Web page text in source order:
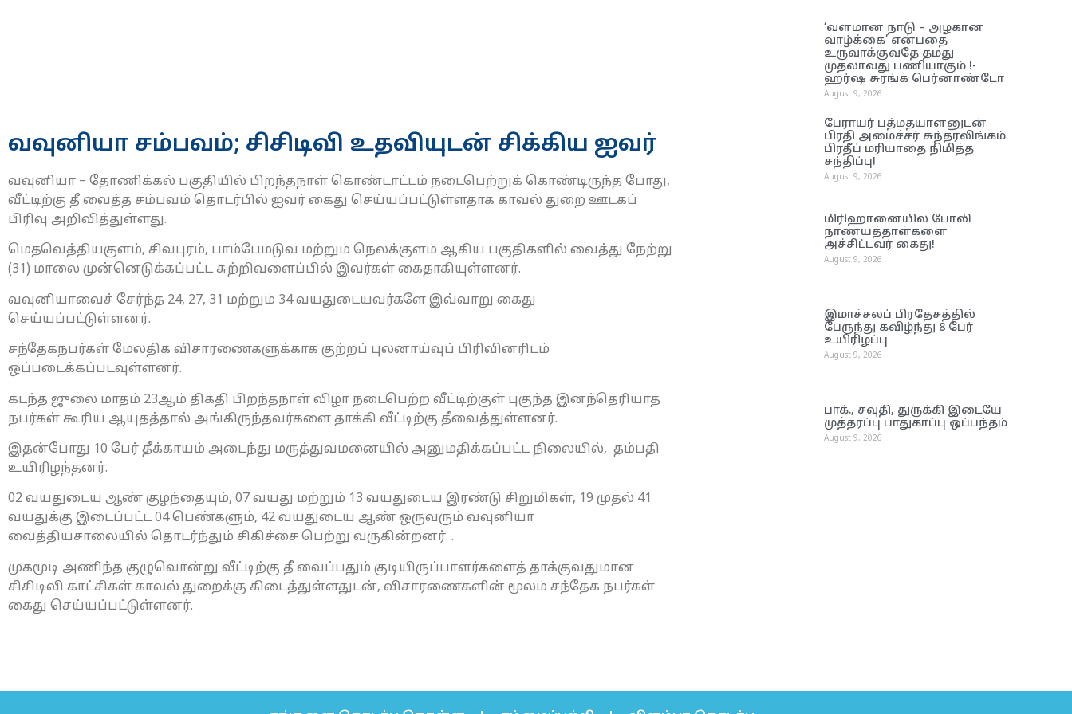
வவுனியா சம்பவம்; சிசிடிவி உதவியுடன் சிக்கிய ஐவர்
வவுனியா – தோணிக்கல் பகுதியில் பிறந்தநாள் கொண்டாட்டம் நடைபெற்றுக் கொண்டிருந்த போது,
வீட்டிற்கு தீ வைத்த சம்பவம் தொடர்பில் ஐவர் கைது செய்யப்பட்டுள்ளதாக காவல் துறை ஊடகப்
பிரிவு அறிவித்துள்ளது.
மெதவெத்தியகுளம், சிவபுரம், பாம்பேமடுவ மற்றும் நெலக்குளம் ஆகிய பகுதிகளில் வைத்து நேற்று
(31) மாலை முன்னெடுக்கப்பட்ட சுற்றிவளைப்பில் இவர்கள் கைதாகியுள்ளனர்.
வவுனியாவைச் சேர்ந்த 24, 27, 31 மற்றும் 34 வயதுடையவர்களே இவ்வாறு கைது
செய்யப்பட்டுள்ளனர்.
சந்தேகநபர்கள் மேலதிக விசாரணைகளுக்காக குற்றப் புலனாய்வுப் பிரிவினரிடம்
ஒப்படைக்கப்படவுள்ளனர்.
கடந்த ஜுலை மாதம் 23ஆம் திகதி பிறந்தநாள் விழா நடைபெற்ற வீட்டிற்குள் புகுந்த இனந்தெரியாத
நபர்கள் கூரிய ஆயுதத்தால் அங்கிருந்தவர்களை தாக்கி வீட்டிற்கு தீவைத்துள்ளனர்.
இதன்போது 10 பேர் தீக்காயம் அடைந்து மருத்துவமனையில் அனுமதிக்கப்பட்ட நிலையில், தம்பதி
உயிரிழந்தனர்.
02 வயதுடைய ஆண் குழந்தையும், 07 வயது மற்றும் 13 வயதுடைய இரண்டு சிறுமிகள், 19 முதல் 41
வயதுக்கு இடைப்பட்ட 04 பெண்களும், 42 வயதுடைய ஆண் ஒருவரும் வவுனியா
வைத்தியசாலையில் தொடர்ந்தும் சிகிச்சை பெற்று வருகின்றனர். .
முகமூடி அணிந்த குழுவொன்று வீட்டிற்கு தீ வைப்பதும் குடியிருப்பாளர்களைத் தாக்குவதுமான
சிசிடிவி காட்சிகள் காவல் துறைக்கு கிடைத்துள்ளதுடன், விசாரணைகளின் மூலம் சந்தேக நபர்கள்
கைது செய்யப்பட்டுள்ளனர்.
‘வளமான நாடு – அழகான
வாழ்க்கை’ என்பதை
உருவாக்குவதே தமது
முதலாவது பணியாகும் !-
ஹர்ஷ சுரங்க பெர்னாண்டோ
August 9, 2026
பேராயர் பத்மதயாளனுடன்
பிரதி அமைச்சர் சுந்தரலிங்கம்
பிரதீப் மரியாதை நிமித்த
சந்திப்பு!
August 9, 2026
மிரிஹானையில் போலி
நாணயத்தாள்களை
அச்சிட்டவர் கைது!
August 9, 2026
இமாச்சலப் பிரதேசத்தில்
பேருந்து கவிழ்ந்து 8 பேர்
உயிரிழப்பு
August 9, 2026
பாக்., சவுதி, துருக்கி இடையே
முத்தரப்பு பாதுகாப்பு ஒப்பந்தம்
August 9, 2026